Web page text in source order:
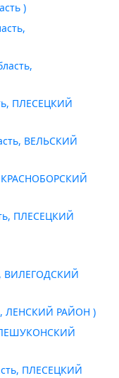
)
ПЛЕСЕЦКИЙ
ВЕЛЬСКИЙ
КРАСНОБОРСКИЙ
ПЛЕСЕЦКИЙ
ВИЛЕГОДСКИЙ
ЛЕНСКИЙ РАЙОН )
ЛЕШУКОНСКИЙ
ПЛЕСЕЦКИЙ